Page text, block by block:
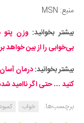
منبع: MSN
بیشتر بخوانید:وزن
بی‌خوابی را از بین خواهد
بیشتر بخوانید:درمان
کنید … حتی اگر ناامید
برچسب‌ها:
خواب